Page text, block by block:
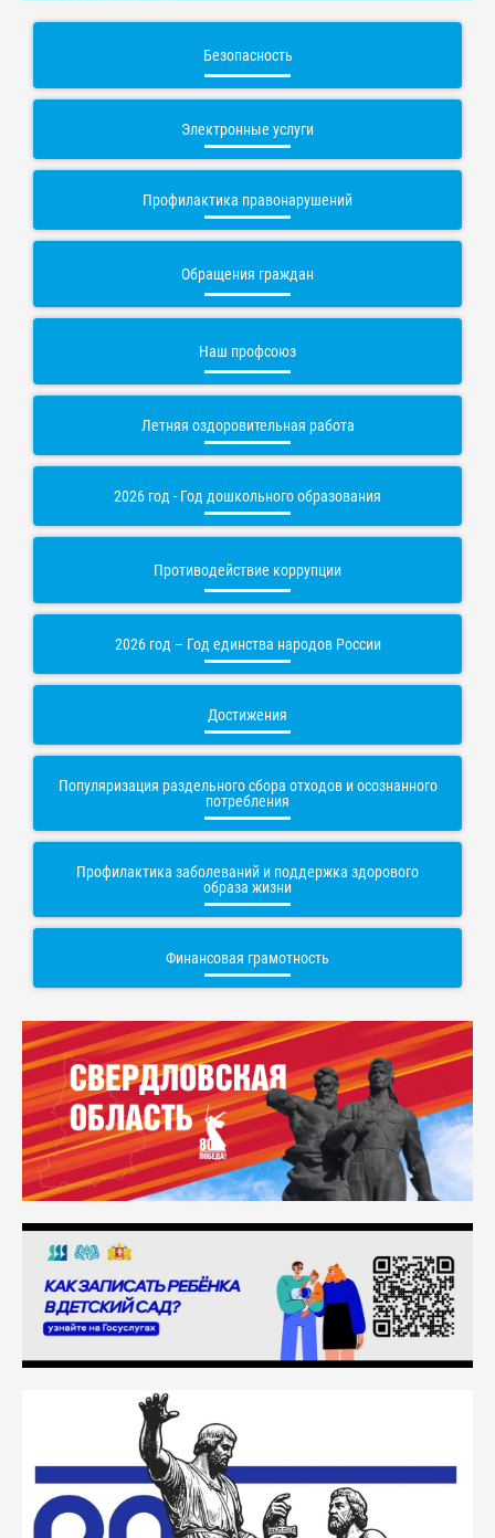
Безопасность
Электронные услуги
Профилактика правонарушений
Обращения граждан
Наш профсоюз
Летняя оздоровительная работа
2026 год - Год дошкольного образования
Противодействие коррупции
2026 год – Год единства народов России
Достижения
Популяризация раздельного сбора отходов и осознанного
потребления
Профилактика заболеваний и поддержка здорового
образа жизни
Финансовая грамотность